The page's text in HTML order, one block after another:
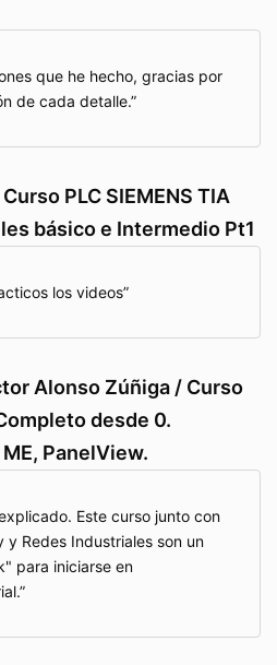
que he hecho, gracias por
de cada detalle.
PLC SIEMENS TIA
básico e Intermedio Pt1
los videos
Alonso Zúñiga / Curso
desde 0.
PanelView.
Este curso junto con
y Redes Industriales son un
para iniciarse en